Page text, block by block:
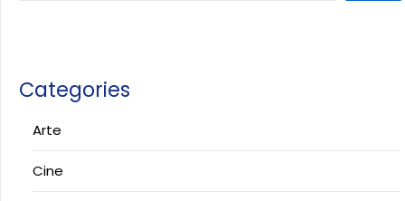
Categories
Arte
Cine